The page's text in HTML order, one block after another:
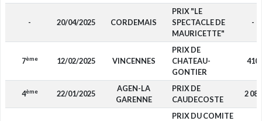
- 20/04/2025 CORDEMAIS
PRIX "LE
SPECTACLE DE
MAURICETTE"
-
7ème 12/02/2025 VINCENNES
PRIX DE
CHATEAU-
GONTIER
410
4ème 22/01/2025
AGEN-LA
GARENNE
PRIX DE
CAUDECOSTE
2 080
PRIX DU COMITE